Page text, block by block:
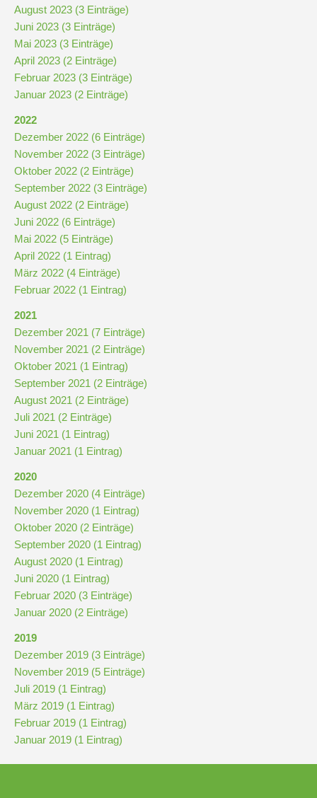
August 2023 (3 Einträge)
Juni 2023 (3 Einträge)
Mai 2023 (3 Einträge)
April 2023 (2 Einträge)
Februar 2023 (3 Einträge)
Januar 2023 (2 Einträge)
2022
Dezember 2022 (6 Einträge)
November 2022 (3 Einträge)
Oktober 2022 (2 Einträge)
September 2022 (3 Einträge)
August 2022 (2 Einträge)
Juni 2022 (6 Einträge)
Mai 2022 (5 Einträge)
April 2022 (1 Eintrag)
März 2022 (4 Einträge)
Februar 2022 (1 Eintrag)
2021
Dezember 2021 (7 Einträge)
November 2021 (2 Einträge)
Oktober 2021 (1 Eintrag)
September 2021 (2 Einträge)
August 2021 (2 Einträge)
Juli 2021 (2 Einträge)
Juni 2021 (1 Eintrag)
Januar 2021 (1 Eintrag)
2020
Dezember 2020 (4 Einträge)
November 2020 (1 Eintrag)
Oktober 2020 (2 Einträge)
September 2020 (1 Eintrag)
August 2020 (1 Eintrag)
Juni 2020 (1 Eintrag)
Februar 2020 (3 Einträge)
Januar 2020 (2 Einträge)
2019
Dezember 2019 (3 Einträge)
November 2019 (5 Einträge)
Juli 2019 (1 Eintrag)
März 2019 (1 Eintrag)
Februar 2019 (1 Eintrag)
Januar 2019 (1 Eintrag)